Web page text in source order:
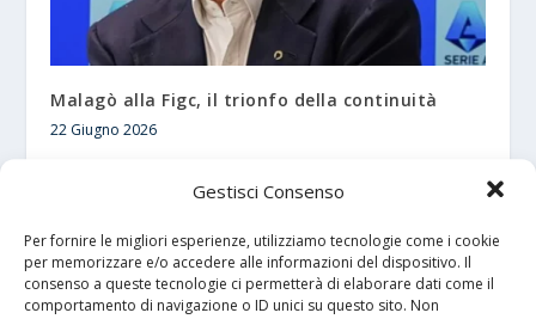
Gestisci Consenso
Per fornire le migliori esperienze, utilizziamo tecnologie come i cookie
per memorizzare e/o accedere alle informazioni del dispositivo. Il
consenso a queste tecnologie ci permetterà di elaborare dati come il
comportamento di navigazione o ID unici su questo sito. Non
Malagò alla Figc, il trionfo della continuità
22 Giugno 2026